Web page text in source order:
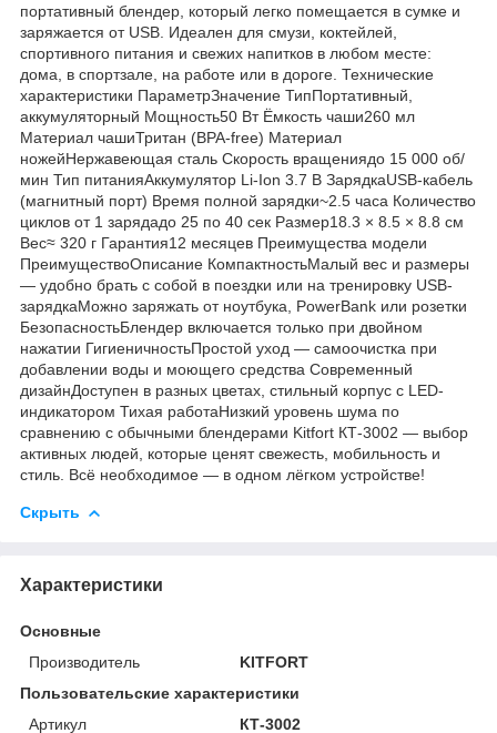
портативный блендер, который легко помещается в сумке и
заряжается от USB. Идеален для смузи, коктейлей,
спортивного питания и свежих напитков в любом месте:
дома, в спортзале, на работе или в дороге. Технические
характеристики ПараметрЗначение ТипПортативный,
аккумуляторный Мощность50 Вт Ёмкость чаши260 мл
Материал чашиТритан (BPA-free) Материал
ножейНержавеющая сталь Скорость вращениядо 15 000 об/
мин Тип питанияАккумулятор Li-Ion 3.7 В ЗарядкаUSB-кабель
(магнитный порт) Время полной зарядки~2.5 часа Количество
циклов от 1 зарядадо 25 по 40 сек Размер18.3 × 8.5 × 8.8 см
Вес≈ 320 г Гарантия12 месяцев Преимущества модели
ПреимуществоОписание КомпактностьМалый вес и размеры
— удобно брать с собой в поездки или на тренировку USB-
зарядкаМожно заряжать от ноутбука, PowerBank или розетки
БезопасностьБлендер включается только при двойном
нажатии ГигиеничностьПростой уход — самоочистка при
добавлении воды и моющего средства Современный
дизайнДоступен в разных цветах, стильный корпус с LED-
индикатором Тихая работаНизкий уровень шума по
сравнению с обычными блендерами Kitfort КТ-3002 — выбор
активных людей, которые ценят свежесть, мобильность и
стиль. Всё необходимое — в одном лёгком устройстве!
Скрыть
Характеристики
Основные
Производитель
KITFORT
Пользовательские характеристики
Артикул
КТ-3002